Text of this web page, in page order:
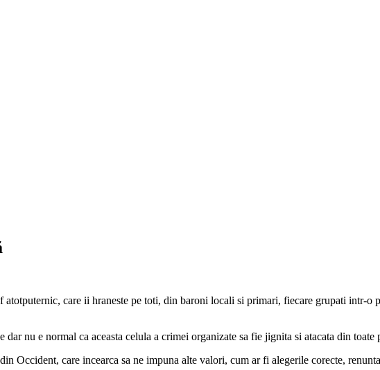
care ii hraneste pe toti, din baroni locali si primari, fiecare grupati intr-o
dar nu e normal ca aceasta celula a crimei organizate sa fie jignita si atacata din
Occident, care incearca sa ne impuna alte valori, cum ar fi alegerile corecte,